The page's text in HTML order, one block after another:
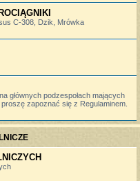
C-308, Dzik, Mrówka
głównych podzespołach mających
zapoznać się z Regulaminem.